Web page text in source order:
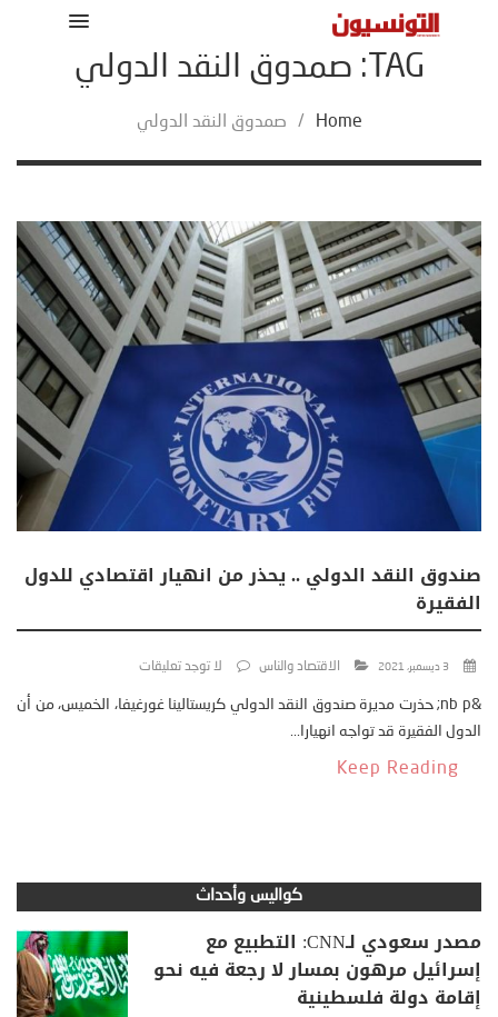
TAG: صمدوق النقد الدولي
Home
/ صمدوق النقد الدولي
صندوق النقد الدولي .. يحذر من انهيار اقتصادي للدول
الفقيرة
3 ديسمبر، 2021 الاقتصاد والناس لا توجد تعليقات
&nb p; حذرت مديرة صندوق النقد الدولي كريستالينا غورغيفا، الخميس، من أن
الدول الفقيرة قد تواجه انهيارا...
Keep Reading
كواليس وأحداث
مصدر سعودي لـCNN: التطبيع مع
إسرائيل مرهون بمسار لا رجعة فيه نحو
إقامة دولة فلسطينية